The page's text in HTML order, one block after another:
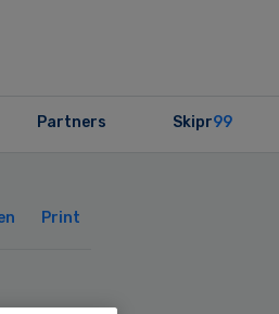
Partners Skipr99
Print